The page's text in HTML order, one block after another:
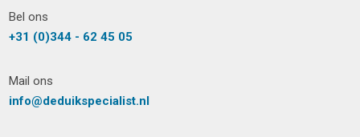
Bel ons
+31 (0)344 - 62 45 05
Mail ons
info@deduikspecialist.nl